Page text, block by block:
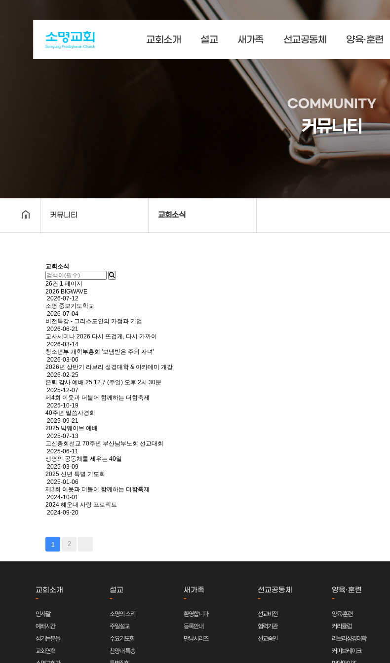
교회소개 설교 새가족 선교공동체 양육·훈련
COMMUNITY
커뮤니티
커뮤니티
설교
새가족
선교공동체
양육·훈련
교육공동체
소명갤러리
커뮤니티
교회소식
교회소식
26건 1 페이지
2026 BIGWAVE
2026-07-12
소명 중보기도학교
2026-07-04
비전특강 - 그리스도인의 가정과 기업
2026-06-21
교사세미나 2026 다시 뜨겁게, 다시 가까이
2026-03-14
청소년부 개학부흥회 '보냄받은 주의 자녀'
2026-03-06
2026년 상반기 라브리 성경대학 & 아카데미 개강
2026-02-25
은퇴 감사 예배 25.12.7 (주일) 오후 2시 30분
2025-12-07
제4회 이웃과 더불어 함께하는 더함축제
2025-10-19
40주년 말씀사경회
2025-09-21
2025 빅웨이브 예배
2025-07-13
고신총회선교 70주년 부산남부노회 선교대회
2025-06-11
생명의 공동체를 세우는 40일
2025-03-09
2025 신년 특별 기도회
2025-01-06
제3회 이웃과 더불어 함께하는 더함축제
2024-10-01
2024 해운대 사랑 프로젝트
2024-09-20
1 2
교회소개
-
인사말
예배시간
섬기는분들
교회연혁
설교
-
소명의 소리
주일설교
수요기도회
찬양대·특송
새가족
-
환영합니다
등록안내
만남시리즈
선교공동체
-
선교비전
협력기관
선교줌인
양육·훈련
-
양육·훈련
커리큘럼
라브리성경대학
커피브레이크